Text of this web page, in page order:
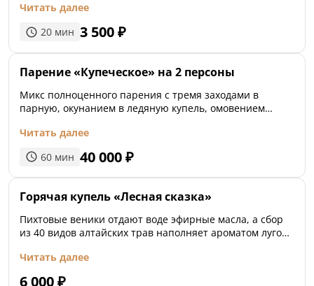
Читать далее
20 мин 3 500₽
Парение «Купеческое» на 2 персоны
Микс полноценного парения с тремя заходами в
парную, окунанием в ледяную купель, омовением
Читать далее
60 мин 40 000₽
Горячая купель «Лесная сказка»
Пихтовые веники отдают воде эфирные масла, а сбор
из 40 видов алтайских трав наполняет ароматом лугов
тело от загрязнений, токсинов и шлаков. Кожа, волосы
Читать далее
6 000₽